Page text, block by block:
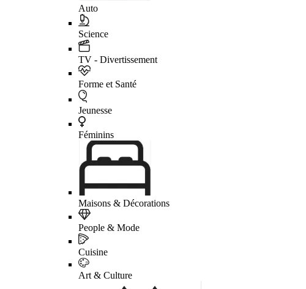
Auto
Science
TV - Divertissement
Forme et Santé
Jeunesse
Féminins
Maisons & Décorations
People & Mode
Cuisine
Art & Culture